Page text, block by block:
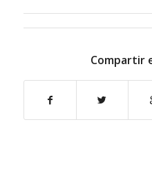
Compartir